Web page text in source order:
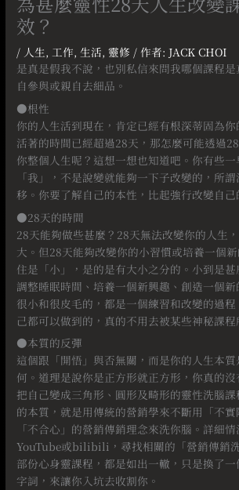
效？
/ 人生 , 工作,生活,靈修 / 作者: JACK CHOI
是真是假我不說，也別私信來問我哪個課程
自參與或親自去細品。
●根性
你的人生活到現在，肯定已經有根深蒂固為
活著的時間已經超過28天，那怎麼可能透過
你整個人生呢？這想一想也知道吧。你有些
「我」，不是說變就能夠一下子改變的，所
移。你要了解自己的本性，比起強行改變自己
●28天的時間
28天能夠做些甚麼？28天無法改變你的人生
大。但28天能夠改變你的小習慣或培養一個
住是「小」，是的是有大小之分的。小到是
調整睡眠時間、培養一個新興趣、創造一個
很小和很皮毛的，都是一個練習和改變的過程
己都可以做到的，真的不用去被某些神秘課程
●本質的反彈
這個跟「開悟」與否無關，而是你的人生本
何。道理是說你是正方形就正方形，你真的
把自己變成三角形、圓形及畸形的靈性洗腦
的本質，就是用傳統的營銷學來不斷用「不實
「不合心」的營銷傳銷理念來洗你腦。詳細
YouTube或bilibili，尋找相關的「營銷傳銷
部份心身靈課程，都是如出一轍，只是換了
字詞，來讓你入坑去收割你。